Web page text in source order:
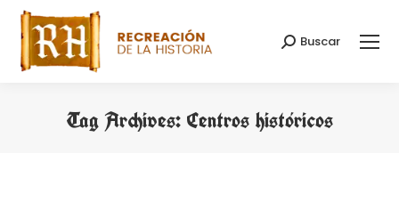
Search:
Buscar
Tag Archives: Centros históricos